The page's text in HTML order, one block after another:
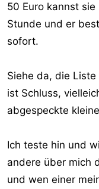
50 Euro kannst
Stunde und er
sofort.
Siehe da, die
ist Schluss,
abgespeckte
Ich teste hin und
andere über mich
und wen einer